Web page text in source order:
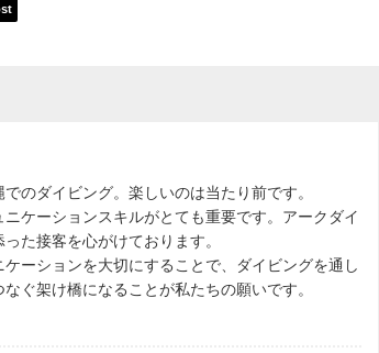
のダイビング。楽しいのは当たり前です。
ケーションスキルがとても重要です。アークダイ
た接客を心がけております。
ーションを大切にすることで、ダイビングを通し
ぐ架け橋になることが私たちの願いです。